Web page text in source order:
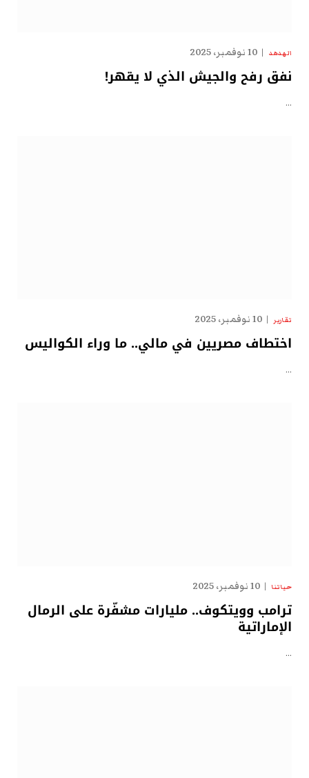
الهدهد 10 نوفمبر، 2025
نفق رفح والجيش الذي لا يقهر!
…
تقارير 10 نوفمبر، 2025
اختطاف مصريين في مالي.. ما وراء الكواليس
…
حياتنا 10 نوفمبر، 2025
ترامب وويتكوف.. مليارات مشفّرة على الرمال
الإماراتية
…